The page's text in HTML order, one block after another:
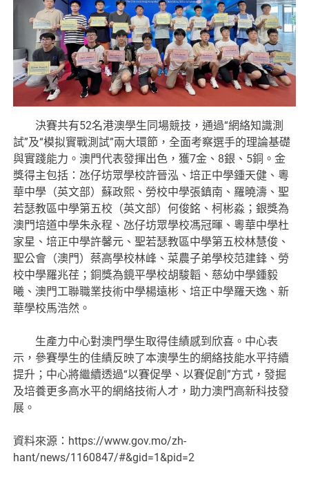
決賽共有52名港澳學生同場競技，通過“網絡知識測
試”及“模拟實戰測試”兩大環節，全面考察選手的理論基礎
與實踐能力。澳門代表發揮出色，獲7金、8銀、5銅。金
獎得主包括：氹仔坊眾學校許晉泓、培正中學鍾天健、粵
華中學（英文部）蘇政熙、勞校中學張鎮南、羅曉濤、聖
若瑟教區中學第五校（英文部）何俊銘、柯彬淼；銀獎為
澳門培道中學朱永程、氹仔坊眾學校馮冠暉、粵華中學杜
家星、培正中學許馨元、聖若瑟教區中學第五校林慧俊、
聖公會（澳門）蔡高學校林峰、菜農子弟學校范建鋒、勞
校中學羅兆荏；銅獎為鏡平學校胡駿韜、慈幼中學鍾毅
曦、澳門工聯職業技術中學楊遠彬、培正中學羅天逸、新
華學校馬浩然。
生產力中心對澳門學生取得佳績感到欣喜。中心表
示，參賽學生的佳績反映了本澳學生的網絡技能水平持續
提升；中心將繼續透過“以賽促學、以賽促創”方式，發掘
及培養更多高水平的網絡技術人才，助力澳門高新科技發
展。
資料來源：https://www.gov.mo/zh-
hant/news/1160847/#&gid=1&pid=2